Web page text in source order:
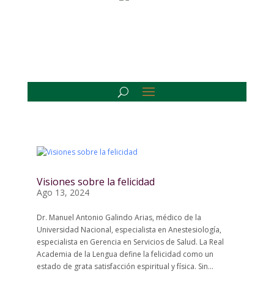
Visiones sobre la felicidad
Ago 13, 2024
Dr. Manuel Antonio Galindo Arias, médico de la
Universidad Nacional, especialista en Anestesiología,
especialista en Gerencia en Servicios de Salud. La Real
Academia de la Lengua define la felicidad como un
estado de grata satisfacción espiritual y física. Sin...